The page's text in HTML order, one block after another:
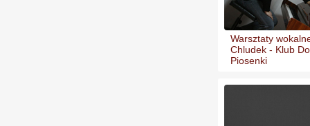
Warsztaty
Chludek - Klub
Piosenki